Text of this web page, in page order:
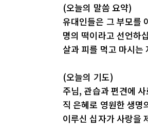
(오늘의 말씀 요약)
유대인들은 그 부모를
명의 떡이라고 선언하
살과 피를 먹고 마시는
(오늘의 기도)
주님, 관습과 편견에
직 은혜로 영원한 생명
이루신 십자가 사랑을